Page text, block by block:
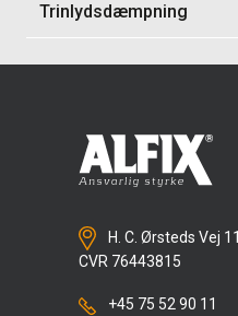
Trinlydsdæmpning
H. C. Ørsteds Vej
CVR 76443815
+45 75 52 90 11